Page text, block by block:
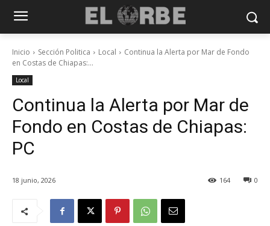
Inicio Sección Politica Local
Continua la Alerta por Mar de Fondo
en Costas de Chiapas:...
Local
Continua la Alerta por Mar de
Fondo en Costas de Chiapas:
PC
18 junio, 2026 0
164